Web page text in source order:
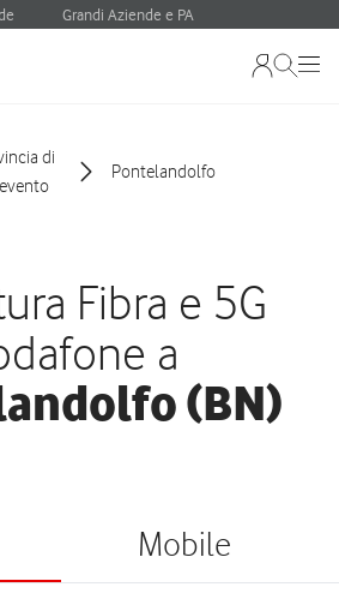
Grandi Aziende e PA
di
Pontelandolfo
Fibra e 5G
a
(BN)
Mobile